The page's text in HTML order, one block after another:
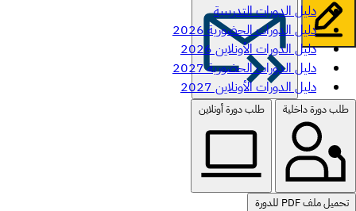
دليل الدورات التدريبية
دليل الدورات الحضورية 2026
دليل الدورات الأونلاين 2026
دليل الدورات الحضورية 2027
دليل الدورات الأونلاين 2027
طلب دورة داخلية طلب دورة أونلاين
تحميل ملف PDF للدورة